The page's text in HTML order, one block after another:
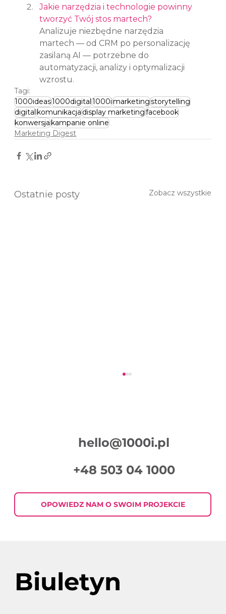
Jakie narzędzia i technologie powinny
tworzyć Twój stos martech?
Analizuje niezbędne narzędzia
martech — od CRM po personalizację
zasilaną AI — potrzebne do
automatyzacji, analizy i optymalizacji
wzrostu.
Tagi:
1000ideas1000digital1000imarketingstorytelling
digitalkomunikacjadisplay marketingfacebook
konwersjakampanie online
Marketing Digest
Ostatnie posty Zobacz wszystkie
Podsumowanie Tygodnia w Digital
Marketingu 2026-07-30
hello@1000i.pl
+48 503 04 1000
OPOWIEDZ NAM O SWOIM PROJEKCIE
Biuletyn